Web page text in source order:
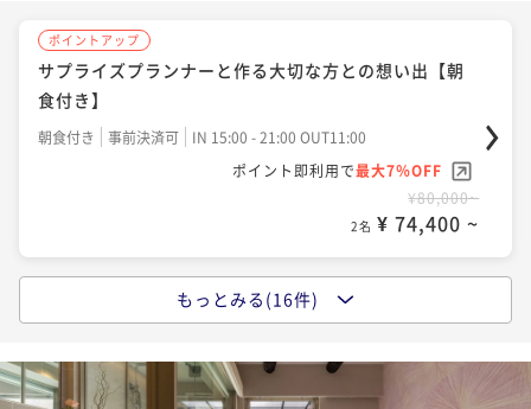
ポイントアップ
サプライズプランナーと作る大切な方との想い出【朝
食付き】
朝食付き 事前決済可
IN 15:00 - 21:00 OUT11:00
ポイント即利用で最大7％OFF
¥80,000~
2名 ¥ 74,400 ~
【京都出汁茶漬け和朝食】or【8種類のジャムの彩り洋
食】
朝食付き 事前決済可
IN 15:00 - 21:00 OUT11:00
もっとみる(16件)